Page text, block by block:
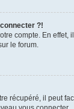
?!
compte. En
le forum.
récupéré, il peut